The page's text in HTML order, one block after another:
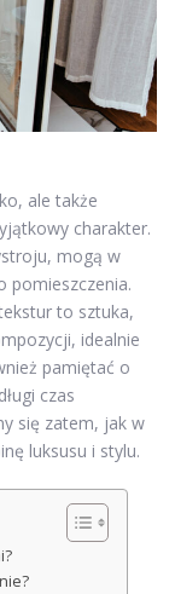
ale także
charakter.
mogą w
pomieszczenia.
to sztuka,
idealnie
pamiętać o
czas
się zatem, jak w
luksusu i stylu.